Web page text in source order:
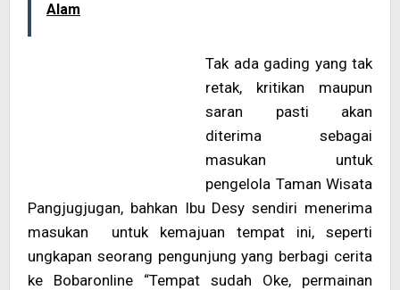
Alam
Tak ada gading yang tak
retak, kritikan maupun
saran pasti akan
diterima sebagai
masukan untuk
pengelola Taman Wisata
Pangjugjugan, bahkan Ibu Desy sendiri menerima
masukan untuk kemajuan tempat ini, seperti
ungkapan seorang pengunjung yang berbagi cerita
ke Bobaronline “Tempat sudah Oke, permainan